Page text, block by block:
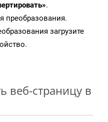
.
преобразования.
загрузите
веб-страницу в